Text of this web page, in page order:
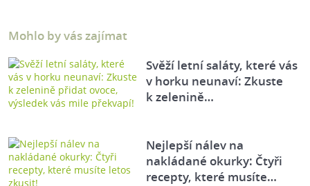
Mohlo by vás zajímat
Svěží letní saláty, které vás
v horku neunaví: Zkuste
k zelenině…
Nejlepší nálev na
nakládané okurky: Čtyři
recepty, které musíte…